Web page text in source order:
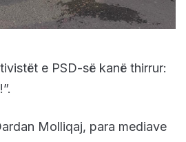
e PSD-së kanë thirrur:
Molliqaj, para mediave